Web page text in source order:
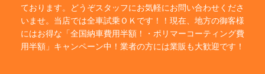
ております。どうぞスタッフにお気軽にお問い合わせくださ
いませ。当店では全車試乗ＯＫです！！現在、地方の御客様
にはお得な「全国納車費用半額！・ポリマーコーティング費
用半額」キャンペーン中！業者の方には業販も大歓迎です！